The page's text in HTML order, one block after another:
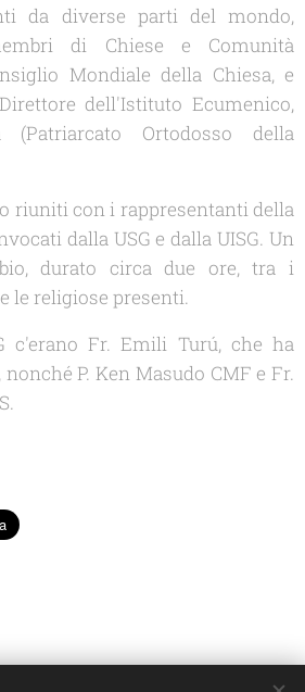
da diverse parti del mondo,
di Chiese e Comunità
Mondiale della Chiesa, e
dell'Istituto Ecumenico,
Ortodosso della
riuniti con i rappresentanti della
dalla USG e dalla UISG. Un
durato circa due ore, tra i
le religiose presenti.
c'erano Fr. Emili Turú, che ha
P. Ken Masudo CMF e Fr.